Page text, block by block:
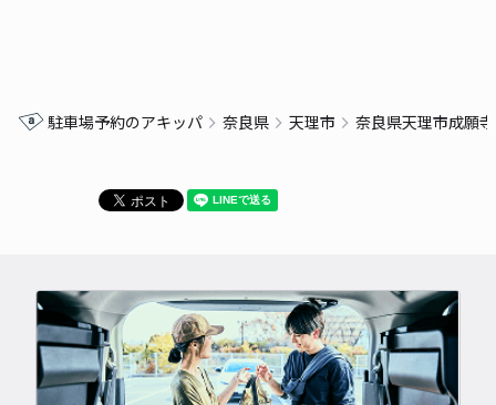
駐車場予約のアキッパ 奈良県 天理市 奈良県天理市成願